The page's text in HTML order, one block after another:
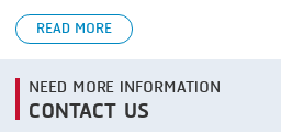
WASHING
READ MORE
NEED MORE INFORMATION
CONTACT US